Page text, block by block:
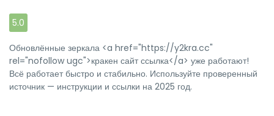
5.0
Обновлённые зеркала <a href="https://y2kra.cc"
rel="nofollow ugc">кракен сайт ссылка</a> уже работают!
Всё работает быстро и стабильно. Используйте проверенный
источник — инструкции и ссылки на 2025 год.